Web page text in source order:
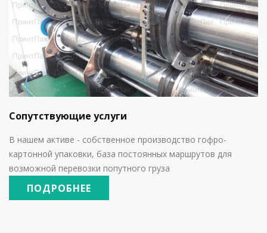
Сопутствующие услуги
В нашем активе - собственное производство гофро-
картонной упаковки, база постоянных маршрутов для
возможной перевозки попутного груза
ПОДРОБНЕЕ